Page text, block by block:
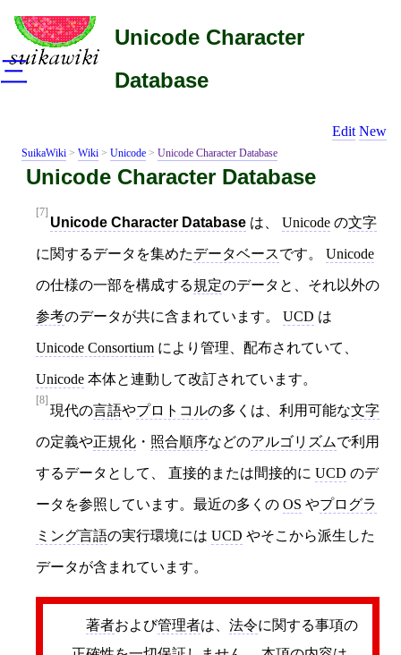
Unicode Character
Database
Edit New
SuikaWiki > Wiki > Unicode > Unicode Character Database
Unicode Character Database
[7]
Unicode Character Database は、 Unicode の文字
に関するデータを集めたデータベースです。 Unicode
の仕様の一部を構成する規定のデータと、それ以外の
参考のデータが共に含まれています。 UCD は
Unicode Consortium により管理、配布されていて、
Unicode 本体と連動して改訂されています。
[8]
現代の言語やプロトコルの多くは、利用可能な文字
の定義や正規化 ・ 照合順序などのアルゴリズムで利用
するデータとして、 直接的または間接的に UCD のデ
ータを参照しています。最近の多くの OS やプログラ
ミング言語の実行環境には UCD やそこから派生した
データが含まれています。
著者および管理者は、 法令に関する事項の
三